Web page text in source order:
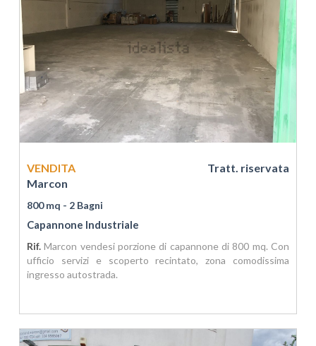
VENDITA
Tratt. riservata
Marcon
800 mq - 2 Bagni
Capannone Industriale
Rif.Marcon vendesi porzione di capannone di 800 mq. Con
ufficio servizi e scoperto recintato, zona comodissima
ingresso autostrada.